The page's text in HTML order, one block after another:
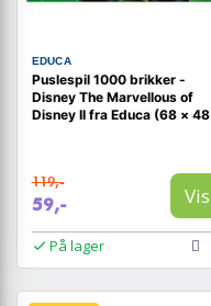
EDUCA
Puslespil 1000 brikker -
Disney The Marvellous of
Disney II fra Educa (68 × 48
119,-
59,- Vis
På lager